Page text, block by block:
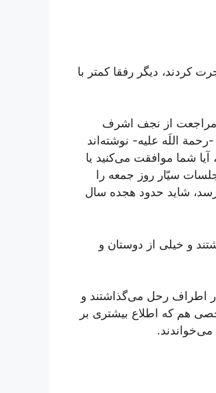
کردند، دیگر رفقا کمتر با
مراجعت از نجف اشرف
اللَه علیه- نوشته‌اند
شما موافقت می‌کنید یا
سیّار روز جمعه را
شاید حدود هجده سال
و خیلی از دوستان و
اطراف رحل می‌گذاشتند و
هم که اطلاع بیشتری بر